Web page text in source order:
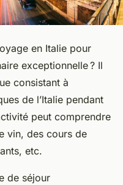
en Italie pour
exceptionnelle ? Il
consistant à
de l’Italie pendant
peut comprendre
vin, des cours de
etc.
de séjour